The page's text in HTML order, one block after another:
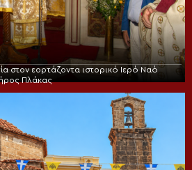
στον εορτάζοντα ιστορικό Ιερό Ναό
Πλάκας